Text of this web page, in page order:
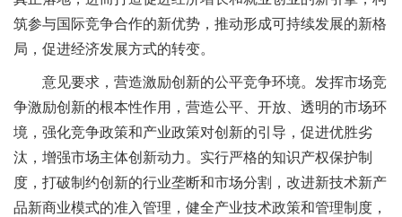
筑参与国际竞争合作的新优势，推动形成可持续发展的新格
局，促进经济发展方式的转变。
意见要求，营造激励创新的公平竞争环境。发挥市场竞
争激励创新的根本性作用，营造公平、开放、透明的市场环
境，强化竞争政策和产业政策对创新的引导，促进优胜劣
汰，增强市场主体创新动力。实行严格的知识产权保护制
度，打破制约创新的行业垄断和市场分割，改进新技术新产
品新商业模式的准入管理，健全产业技术政策和管理制度，